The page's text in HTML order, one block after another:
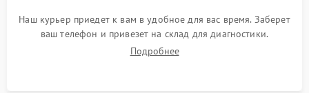
Наш курьер приедет к вам в удобное для вас время. Заберет
ваш телефон и привезет на склад для диагностики.
Подробнее